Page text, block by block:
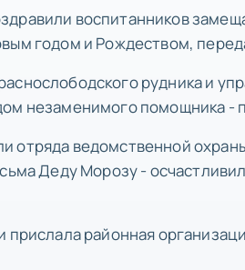
воспитанников
годом и Рождеством,
рудника и
незаменимого помощника -
отряда ведомственной
Деду Морозу -
районная